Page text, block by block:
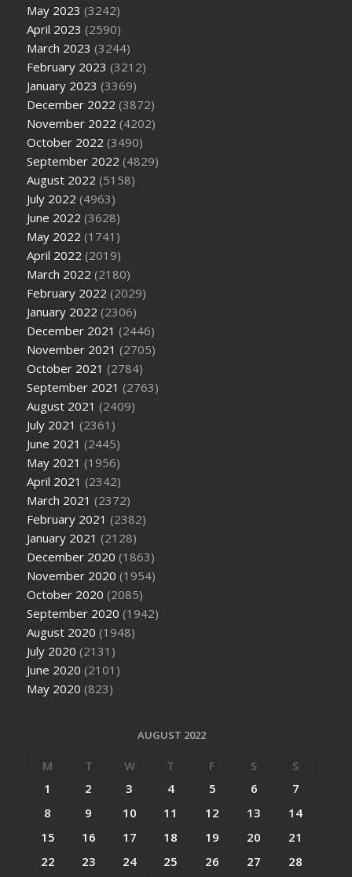
May 2023 (3242)
April 2023 (2590)
March 2023 (3244)
February 2023 (3212)
January 2023 (3369)
December 2022 (3872)
November 2022 (4202)
October 2022 (3490)
September 2022 (4829)
August 2022 (5158)
July 2022 (4963)
June 2022 (3628)
May 2022 (1741)
April 2022 (2019)
March 2022 (2180)
February 2022 (2029)
January 2022 (2306)
December 2021 (2446)
November 2021 (2705)
October 2021 (2784)
September 2021 (2763)
August 2021 (2409)
July 2021 (2361)
June 2021 (2445)
May 2021 (1956)
April 2021 (2342)
March 2021 (2372)
February 2021 (2382)
January 2021 (2128)
December 2020 (1863)
November 2020 (1954)
October 2020 (2085)
September 2020 (1942)
August 2020 (1948)
July 2020 (2131)
June 2020 (2101)
May 2020 (823)
AUGUST 2022
M T W T F S
S
1
2 3 4 5 6
7
8
9 10 11 12 13
14
15
16 17 18 19 20
21
22
23 24 25 26 27 28